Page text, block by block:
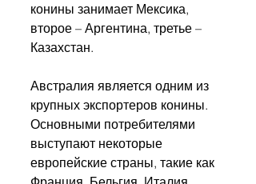
конины занимает Мексика,
второе – Аргентина, третье –
Казахстан.
Австралия является одним из
крупных экспортеров конины.
Основными потребителями
выступают некоторые
европейские страны, такие как